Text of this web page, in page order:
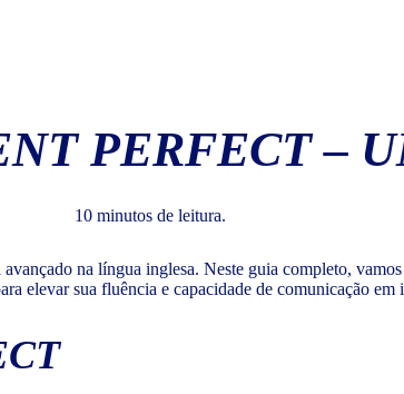
PERFECT –
10 minutos de leitura.
na língua inglesa. Neste guia completo,
elevar sua fluência e capacidade de comunicação em